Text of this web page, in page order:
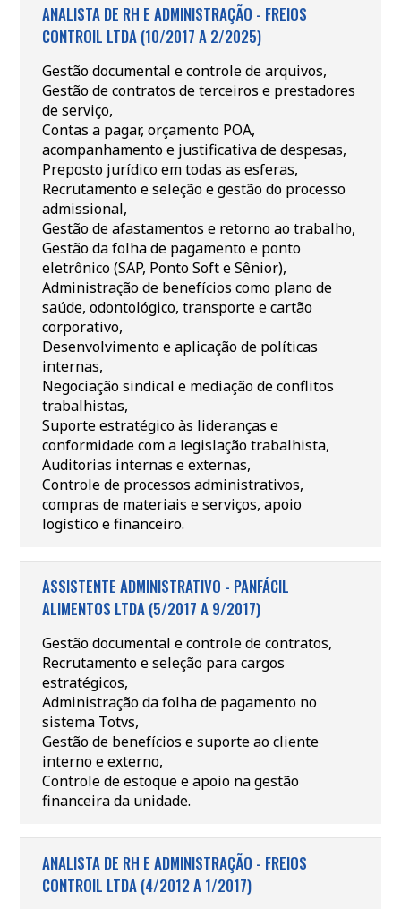
ANALISTA DE RH E ADMINISTRAÇÃO - FREIOS
CONTROIL LTDA (10/2017 A 2/2025)
Gestão documental e controle de arquivos,
Gestão de contratos de terceiros e prestadores
de serviço,
Contas a pagar, orçamento POA,
acompanhamento e justificativa de despesas,
Preposto jurídico em todas as esferas,
Recrutamento e seleção e gestão do processo
admissional,
Gestão de afastamentos e retorno ao trabalho,
Gestão da folha de pagamento e ponto
eletrônico (SAP, Ponto Soft e Sênior),
Administração de benefícios como plano de
saúde, odontológico, transporte e cartão
corporativo,
Desenvolvimento e aplicação de políticas
internas,
Negociação sindical e mediação de conflitos
trabalhistas,
Suporte estratégico às lideranças e
conformidade com a legislação trabalhista,
Auditorias internas e externas,
Controle de processos administrativos,
compras de materiais e serviços, apoio
logístico e financeiro.
ASSISTENTE ADMINISTRATIVO - PANFÁCIL
ALIMENTOS LTDA (5/2017 A 9/2017)
Gestão documental e controle de contratos,
Recrutamento e seleção para cargos
estratégicos,
Administração da folha de pagamento no
sistema Totvs,
Gestão de benefícios e suporte ao cliente
interno e externo,
Controle de estoque e apoio na gestão
financeira da unidade.
ANALISTA DE RH E ADMINISTRAÇÃO - FREIOS
CONTROIL LTDA (4/2012 A 1/2017)